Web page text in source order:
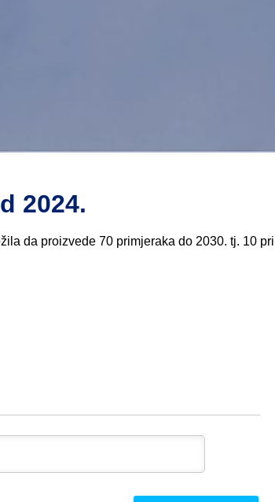
2024.
da proizvede 70 primjeraka do 2030. tj. 10